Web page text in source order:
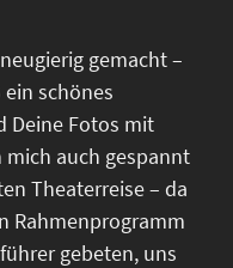
gemacht –
schönes
Deine Fotos mit
auch gespannt
Theaterreise – da
Rahmenprogramm
gebeten, uns